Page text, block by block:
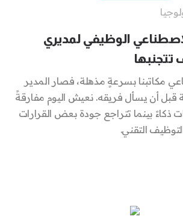
الوظيفي لمديري
تتجنبها
مكاتبنا بسرعةٍ مذهلة، فصار المدير
قبل أن يسأل فريقه. نعيش اليوم مفارقةً
ذكاءً بينما تتراجع جودة بعض القرارات
التقني.